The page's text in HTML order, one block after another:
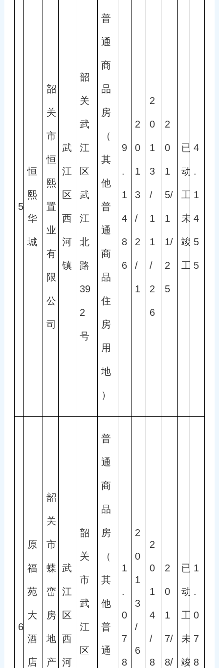
5
恒
熙
华
城
韶
关
市
恒
熙
置
业
有
限
公
司
武
江
区
西
河
镇
韶
关
武
江
区
武
江
北
路
39
2
号
普
通
商
品
房
（
其
他
普
通
商
品
住
房
用
地
）
9
.
1
4
8
6
2
0
1
3
/
2
/
1
2
0
1
3
/
1
1
/
2
6
2
0
1
5/
1
1/
2
5
已
动
工
未
竣
工
4
.
1
4
5
5
6
原
福
苑
大
酒
店
韶
关
市
蝶
峦
房
地
产
武
江
区
西
河
韶
关
市
武
江
区
普
通
商
品
房
（
其
他
普
通
1
.
0
7
8
2
0
1
3
/
6
2
0
1
4
/
8
2
0
1
7/
8/
已
动
工
未
竣
1
.
0
7
8